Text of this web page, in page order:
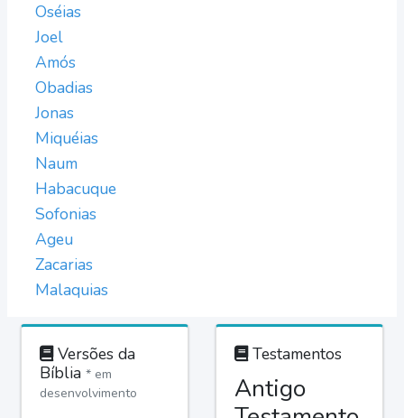
Oséias
Joel
Amós
Obadias
Jonas
Miquéias
Naum
Habacuque
Sofonias
Ageu
Zacarias
Malaquias
Versões da
Bíblia * em
desenvolvimento
Testamentos
Antigo